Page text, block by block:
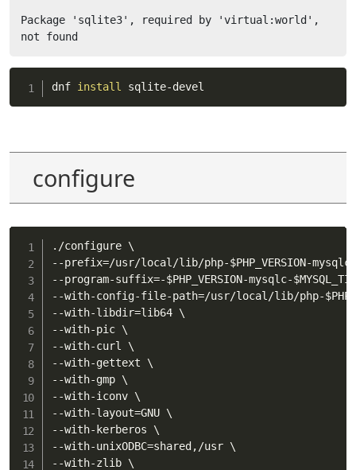
Package 'sqlite3', required by 'virtual:world',
not found
dnf install sqlite-devel
configure
./configure \
--prefix=/usr/local/lib/php-$PHP_VERSION-
--program-suffix=-$PHP_VERSION-mysqlc-
--with-config-file-path=/usr/local/lib/php-
--with-libdir=lib64 \
--with-pic \
--with-curl \
--with-gettext \
--with-gmp \
--with-iconv \
--with-layout=GNU \
--with-kerberos \
--with-unixODBC=shared,/usr \
--with-zlib \